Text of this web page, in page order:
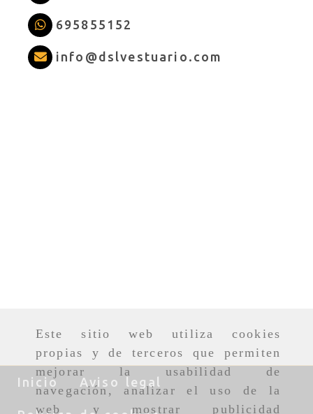
Este sitio web utiliza cookies
propias y de terceros que permiten
mejorar la usabilidad de
navegación, analizar el uso de la
web y mostrar publicidad
695855152
info dslvestuario.com
Inicio Aviso legal